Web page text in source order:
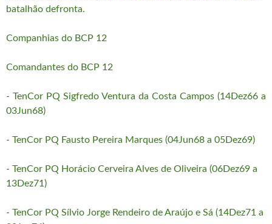
batalhão defronta.
Companhias do BCP 12
Comandantes do BCP 12
- TenCor PQ Sigfredo Ventura da Costa Campos (14Dez66 a
03Jun68)
- TenCor PQ Fausto Pereira Marques (04Jun68 a 05Dez69)
- TenCor PQ Horácio Cerveira Alves de Oliveira (06Dez69 a
13Dez71)
- TenCor PQ Sílvio Jorge Rendeiro de Araújo e Sá (14Dez71 a